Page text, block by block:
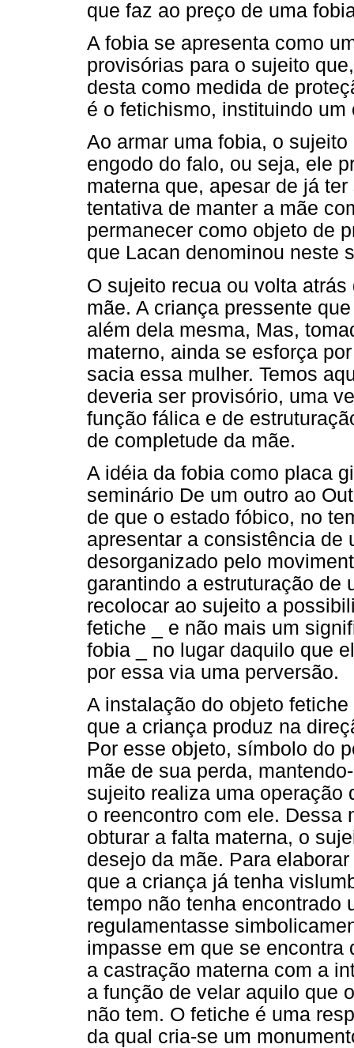
que faz ao preço de uma
A fobia se apresenta como
provisórias para o sujeito
desta como medida de
é o fetichismo, instituindo
Ao armar uma fobia, o
engodo do falo, ou seja, ele
materna que, apesar de já
tentativa de manter a mãe
permanecer como objeto de
que Lacan denominou neste
O sujeito recua ou volta
mãe. A criança pressente
além dela mesma, Mas,
materno, ainda se esforça
sacia essa mulher. Temos
deveria ser provisório, uma
função fálica e de
de completude da mãe.
A idéia da fobia como placa
seminário De um outro ao
de que o estado fóbico, no
apresentar a consistência de
desorganizado pelo
garantindo a estruturação de
recolocar ao sujeito a
fetiche _ e não mais um
fobia _ no lugar daquilo que
por essa via uma perversão.
A instalação do objeto
que a criança produz na
Por esse objeto, símbolo do
mãe de sua perda,
sujeito realiza uma operação
o reencontro com ele. Dessa
obturar a falta materna, o
desejo da mãe. Para
que a criança já tenha
tempo não tenha encontrado
regulamentasse
impasse em que se encontra
a castração materna com a
a função de velar aquilo que
não tem. O fetiche é uma
da qual cria-se um